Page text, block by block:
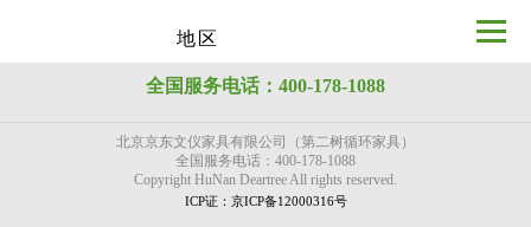
地区
全国服务电话：400-178-1088
北京京东文仪家具有限公司（第二树循环家具）
全国服务电话：400-178-1088
Copyright HuNan Deartree All rights reserved.
ICP证：京ICP备12000316号